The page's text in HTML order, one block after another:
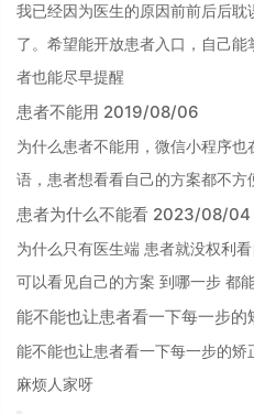
我已经因为医生的原因前前后后
了。希望能开放患者入口，自己
者也能尽早提醒
患者不能用 2019/08/06
为什么患者不能用，微信小程序
语，患者想看看自己的方案都不方
患者为什么不能看 2023/08/04
为什么只有医生端 患者就没权利
可以看见自己的方案 到哪一步 都
能不能也让患者看一下每一步
能不能也让患者看一下每一步的
麻烦人家呀